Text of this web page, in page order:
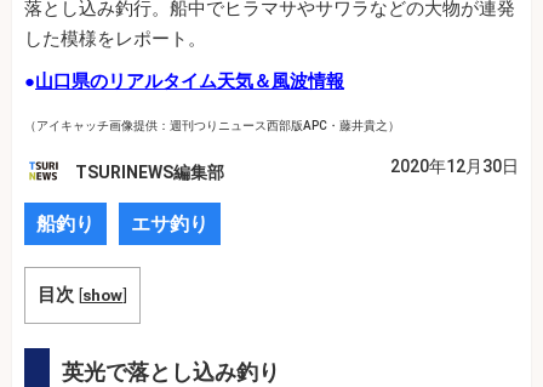
落とし込み釣行。船中でヒラマサやサワラなどの大物が連発
した模様をレポート。
●山口県のリアルタイム天気＆風波情報
（アイキャッチ画像提供：週刊つりニュース西部版APC・藤井貴之）
TSURINEWS編集部 2020年12月30日
船釣り エサ釣り
目次 [show]
英光で落とし込み釣り